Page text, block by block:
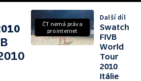
ČT nemá práva
pro internet
Další díl
Swatch
FIVB
World
Tour
2010
Itálie